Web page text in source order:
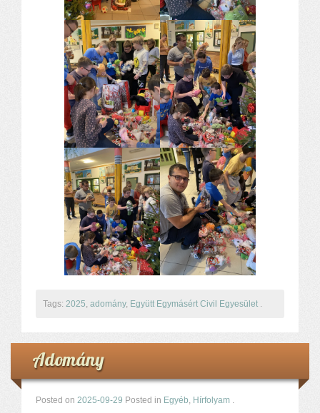
Tags: 2025 adomány, Együtt Egymásért Civil Egyesület
Adomány
Posted on 2025-09-29 Posted in Egyéb Hírfolyam